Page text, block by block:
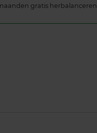
gratis herbalanceren